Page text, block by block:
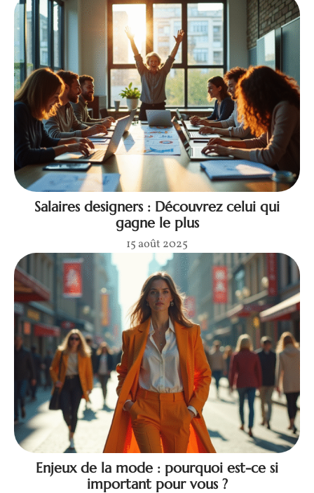
Salaires designers : Découvrez celui qui
gagne le plus
15 août 2025
Enjeux de la mode : pourquoi est-ce si
important pour vous ?